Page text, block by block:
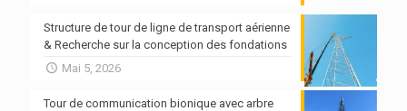
Structure de tour de ligne de transport aérienne
& Recherche sur la conception des fondations
Mai 5, 2026
Tour de communication bionique avec arbre